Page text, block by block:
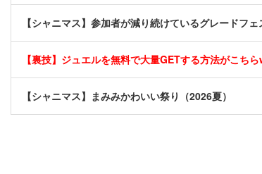
【シャニマス】参加者が減り続けているグレードフ
【裏技】ジュエルを無料で大量GETする方法がこち
【シャニマス】まみみかわいい祭り（2026夏）